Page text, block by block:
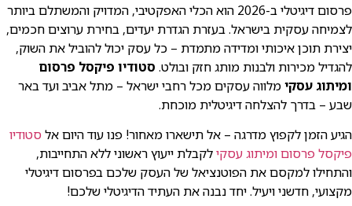
פרסום דיגיטלי ב-2026 הוא הכלי האפקטיבי, המדויק והמשתלם ביותר
לצמיחה עסקית בישראל. בעזרת הגדרת יעדים, בחירת ערוצים חכמים,
יצירת תוכן איכותי ומדידה מתמדת – כל עסק יכול להוביל את השוק,
להגדיל מכירות ולבנות מותג חזק ובולט. סטודיו פיקסל פרסום
ומיתוג עסקימלווה עסקים מכל רחבי ישראל – מתל אביב ועד באר
שבע – בדרך להצלחה דיגיטלית מוכחת.
הגיע הזמן לקפוץ מדרגה – אל תישארו מאחור! פנו עוד היום אל סטודיו
פיקסל פרסום ומיתוג עסקילקבלת ייעוץ ראשוני ללא התחייבות,
והתחילו למקסם את הפוטנציאל של העסק שלכם בפרסום דיגיטלי
מקצועי, חדשני ויעיל. יחד נבנה את העתיד הדיגיטלי שלכם!